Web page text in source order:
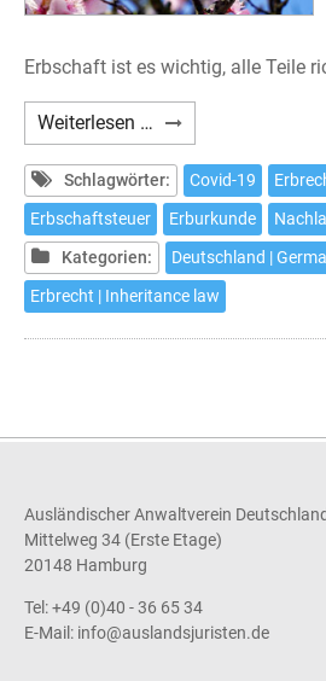
Erbschaft ist es wichtig, alle Teile
Weiterlesen … Abwicklungen
für
Erbschaften
in
Spanien
Schlagwörter: Covid-19
Erbschaftsteuer
Erburkunde
Kategorien:
Deutschland |
Erbrecht | Inheritance law
Ausländischer Anwaltverein
Mittelweg 34 (Erste Etage)
20148 Hamburg
Tel: +49 (0)40 - 36 65 34
E-Mail: info@auslandsjuristen.de